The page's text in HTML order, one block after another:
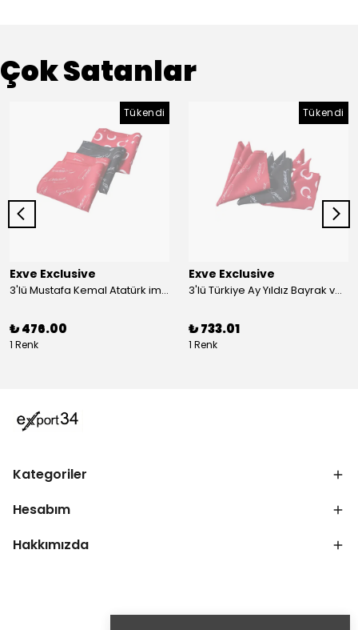
Çok Satanlar
Tükendi
Exve Exclusive
3'lü Mustafa Kemal Atatürk imzalı ve Türkiye Ay Yıldız Bayraklı Kadın Fular Seti
₺ 476.00
1 Renk
Tükendi
Exve Exclusive
3'lü Türkiye Ay Yıldız Bayrak ve Mustafa Kemal Atatürk imzalı Kırmızı Siyah Yaka Mendili Seti
₺ 733.01
1 Renk
Kategoriler
Hesabım
Hakkımızda